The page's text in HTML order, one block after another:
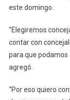
este domingo.
“Elegiremos
contar con
para que podamos
agregó.
“Por eso quiero